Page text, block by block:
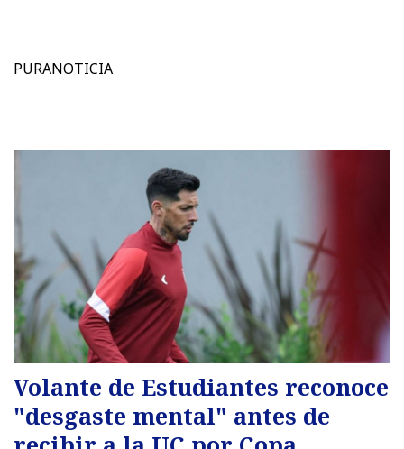
PURANOTICIA
Volante de Estudiantes reconoce
"desgaste mental" antes de